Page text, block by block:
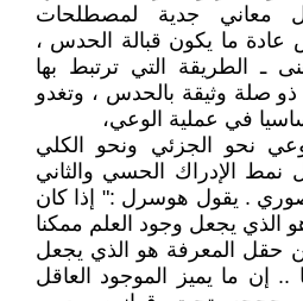
معاني جدية لمصطلحات
عادة ما يكون قبالة الحدس ،
ـ الطريقة التي ترتبط بها
صلة وثيقة بالحدس ، وتغدو
في عملية الوعي،
نحو الجزئي ونحو الكلي
نمط الإدراك الحسي والثاني
. يقول هوسرل :" إذا كان
الذي يجعل وجود العلم ممكنا
حقل المعرفة هو الذي يجعل
.. إن ما يميز الموجود العاقل